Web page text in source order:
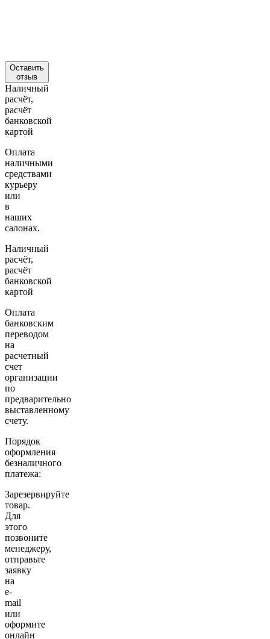
Оставить
отзыв
Наличный
расчёт,
расчёт
банковской
картой
Оплата
наличными
средствами
курьеру
или
в
наших
салонах.
Наличный
расчёт,
расчёт
банковской
картой
Оплата
банковским
переводом
на
расчетный
счет
организации
по
предварительно
выставленному
счету.
Порядок
оформления
безналичного
платежа:
Зарезервируйте
товар.
Для
этого
позвоните
менеджеру,
отправьте
заявку
на
e-
mail
или
оформите
онлайн